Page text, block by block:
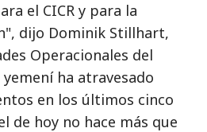
el CICR y para la
dijo Dominik Stillhart,
Operacionales del
yemení ha atravesado
en los últimos cinco
de hoy no hace más que